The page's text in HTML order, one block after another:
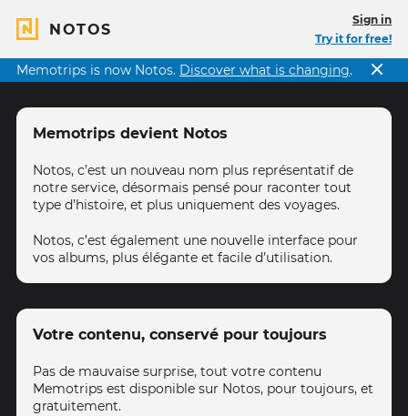
NOTOS
Sign in
Try it for free!
Memotrips is now Notos. Discover what is changing.
Memotrips devient Notos
Notos, c’est un nouveau nom plus représentatif de
notre service, désormais pensé pour raconter tout
type d’histoire, et plus uniquement des voyages.
Notos, c’est également une nouvelle interface pour
vos albums, plus élégante et facile d’utilisation.
Votre contenu, conservé pour toujours
Pas de mauvaise surprise, tout votre contenu
Memotrips est disponible sur Notos, pour toujours, et
gratuitement.